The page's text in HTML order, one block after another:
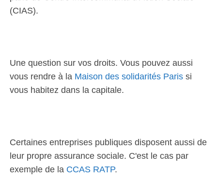
(CIAS).
Une question sur vos droits. Vous pouvez aussi
vous rendre à la Maison des solidarités Paris si
vous habitez dans la capitale.
Certaines entreprises publiques disposent aussi de
leur propre assurance sociale. C'est le cas par
exemple de la CCAS RATP.